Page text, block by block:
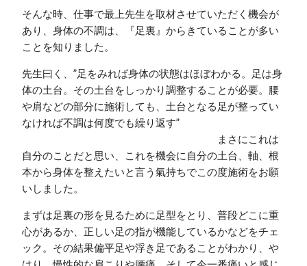
そんな時、仕事で最上先生を取材させていただく機会が
あり、身体の不調は、『足裏』からきていることが多い
ことを知りました。
先生曰く、”足をみれば身体の状態はほぼわかる。足は身
体の土台。その土台をしっかり調整することが必要。腰
や肩などの部分に施術しても、土台となる足が整ってい
なければ不調は何度でも繰り返す”
まさにこれは
自分のことだと思い、これを機会に自分の土台、軸、根
本から身体を整えたいと言う氣持ちでこの度施術をお願
いしました。
まずは足裏の形を見るために足型をとり、普段どこに重
心があるか、正しい足の指が機能しているかなどをチェ
ック。その結果偏平足や浮き足であることがわかり、や